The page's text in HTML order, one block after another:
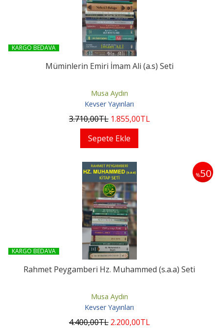
KARGO BEDAVA
Müminlerin Emiri İmam Ali (a.s) Seti
Musa Aydın
Kevser Yayınları
3.710,00TL 1.855,00TL
Sepete Ekle
%50
KARGO BEDAVA
Rahmet Peygamberi Hz. Muhammed (s.a.a) Seti
Musa Aydın
Kevser Yayınları
4.400,00TL 2.200,00TL